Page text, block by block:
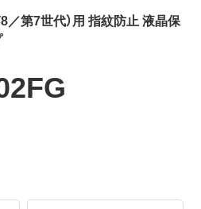
／第7世代）用 指紋防止 液晶保